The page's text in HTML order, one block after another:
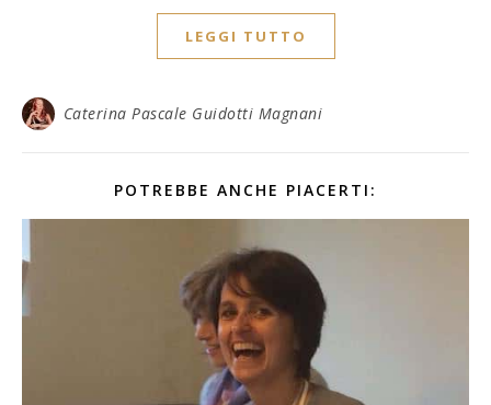
LEGGI TUTTO
Caterina Pascale Guidotti Magnani
POTREBBE ANCHE PIACERTI: